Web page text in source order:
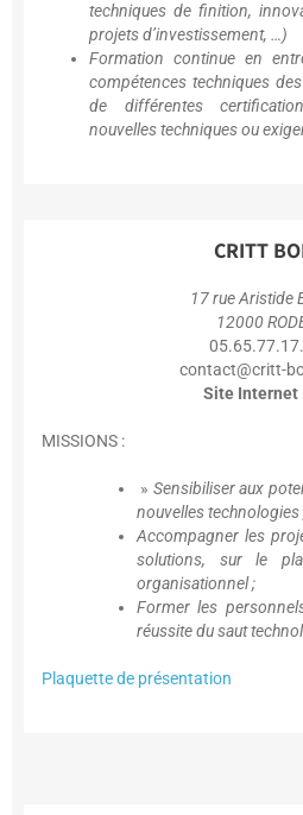
techniques de finition,
projets d’investissement, …)
Formation continue en
compétences techniques
de différentes
nouvelles techniques ou
CRITT
17 rue Aristide
12000
contact@critt-
Site Internet
MISSIONS :
» Sensibiliser aux
nouvelles technologies
Accompagner les
solutions, sur le
organisationnel ;
Former les
réussite du saut
Plaquette de présentation